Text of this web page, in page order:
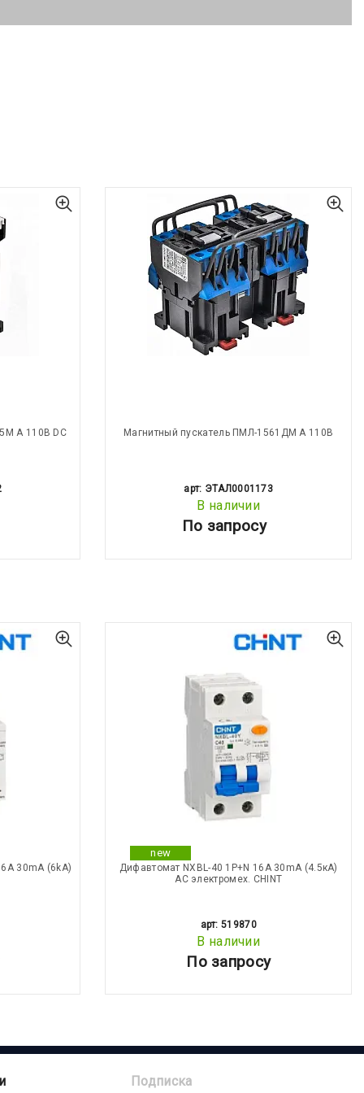
А 110В DC Магнитный пускатель ПМЛ-1561ДМ А 110В
арт: ЭТАЛ0001173
В наличии
По запросу
30mA (6kA)
new
Дифавтомат NXBL-40 1P+N 16А 30mA (4.5кА)
АС электромех. CHINT
арт: 519870
В наличии
По запросу
Подписка